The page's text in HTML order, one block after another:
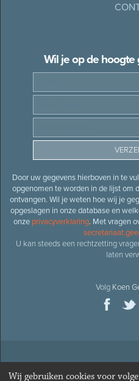
Wil je op de
Door uw gegevens hierboven in te
opgenomen te worden in de lijst om
ontvangen. Wil je weten hoe wij je
opgeslagen in onze database en
onze privacyverklaring. Met vragen
U kan steeds een rechtzetting
laten
Volg Koen
© 2026Oud-minister en
Wij gebruiken cookies voor